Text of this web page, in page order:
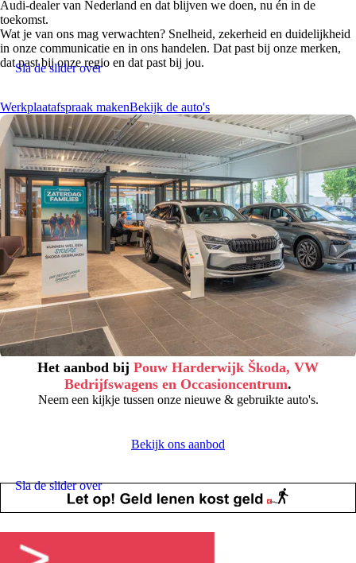
Audi-dealer van Nederland en dat blijven we doen, nu én in de
toekomst.
Wat je van ons mag verwachten? Snelheid, zekerheid en duidelijkheid
in onze communicatie en in ons handelen. Dat past bij onze merken,
dat past bij onze regio en dat past bij jou.
Werkplaatafspraak makenBekijk de auto's
Sla de slider over
Het aanbod bij Pouw Harderwijk Škoda, VW
Bedrijfswagens en Occasioncentrum.
Neem een kijkje tussen onze nieuwe & gebruikte auto's.
Bekijk ons aanbod
Sla de slider over